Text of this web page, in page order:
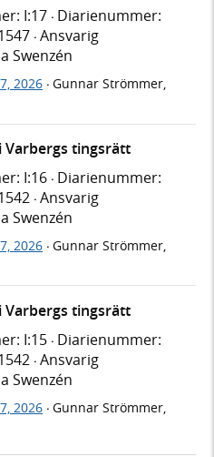
I:17 · Diarienummer:
· Ansvarig
Swenzén
2026 · Gunnar Strömmer,
Varbergs tingsrätt
I:16 · Diarienummer:
· Ansvarig
Swenzén
2026 · Gunnar Strömmer,
Varbergs tingsrätt
I:15 · Diarienummer:
· Ansvarig
Swenzén
2026 · Gunnar Strömmer,